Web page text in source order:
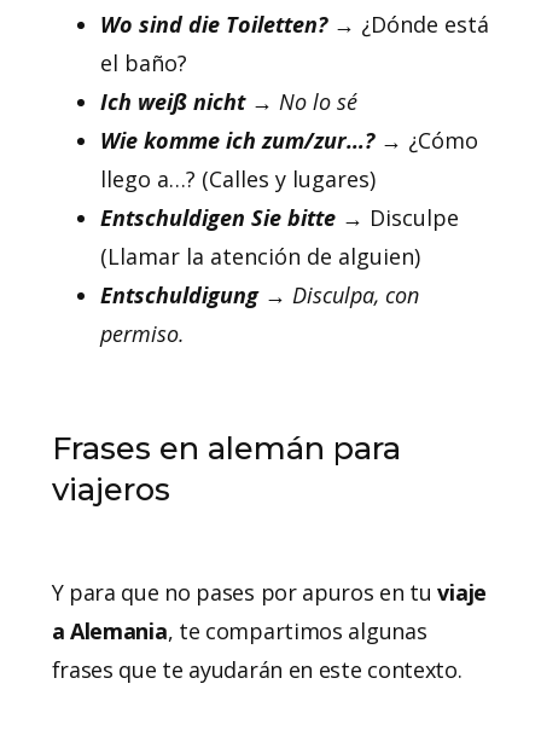
Wo sind die Toiletten?→ ¿Dónde está
el baño?
Ich weiß nicht → No lo sé
Wie komme ich zum/zur…?→ ¿Cómo
llego a…? (Calles y lugares)
Entschuldigen Sie bitte→ Disculpe
(Llamar la atención de alguien)
Entschuldigung→ Disculpa, con
permiso.
Frases en alemán para
viajeros
Y para que no pases por apuros en tuviaje
a Alemania, te compartimos algunas
frases que te ayudarán en este contexto.